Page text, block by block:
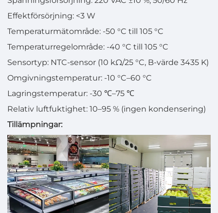
Effektförsörjning: <3 W
Temperaturmätområde: -50 °C till 105 °C
Temperaturregelområde: -40 °C till 105 °C
Sensortyp: NTC-sensor (10 kΩ/25 °C, B-värde 3435 K)
Omgivningstemperatur: -10 °C–60 °C
Lagringstemperatur: -30 ℃–75 ℃
Relativ luftfuktighet: 10–95 % (ingen kondensering)
Tillämpningar: